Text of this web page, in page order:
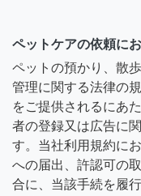
ペットケアの依頼に
ペットの預かり、散
管理に関する法律の
をご提供されるにあ
者の登録又は広告に
す。当社利用規約に
への届出、許認可の
合に、当該手続を履